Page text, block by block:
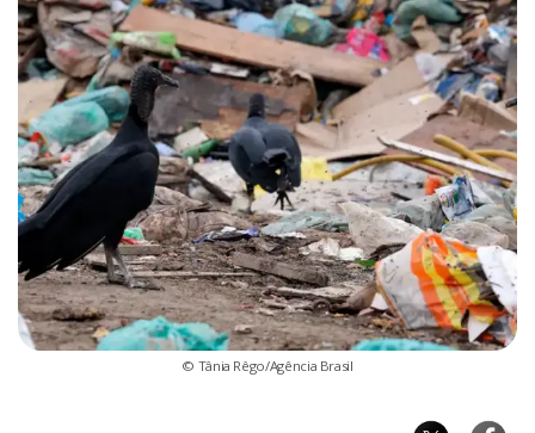
© Tânia Rêgo/Agência Brasil